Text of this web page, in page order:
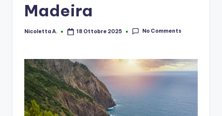
Madeira
Posted
Nicoletta A. 18 Ottobre 2025 No Comments